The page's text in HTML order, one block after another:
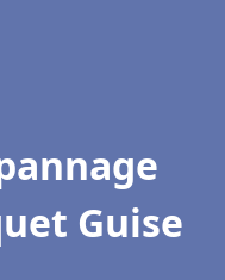
Guise